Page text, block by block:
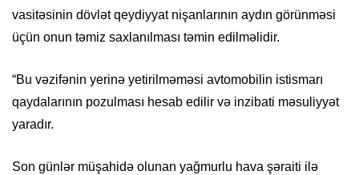
vasitəsinin dövlət qeydiyyat nişanlarının aydın görünməsi
üçün onun təmiz saxlanılması təmin edilməlidir.
“Bu vəzifənin yerinə yetirilməməsi avtomobilin istismarı
qaydalarının pozulması hesab edilir və inzibati məsuliyyət
yaradır.
Son günlər müşahidə olunan yağmurlu hava şəraiti ilə